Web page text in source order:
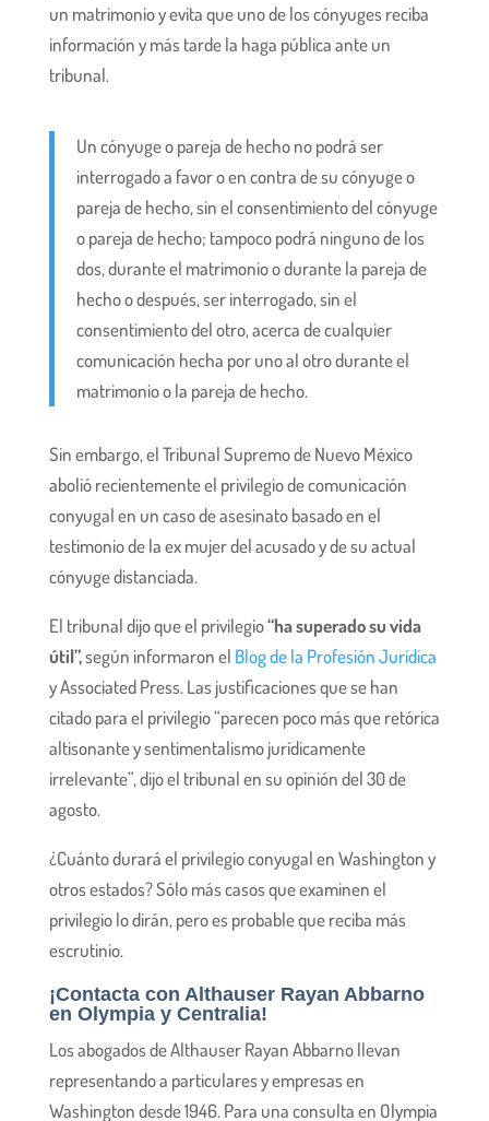
un matrimonio y evita que uno de los cónyuges reciba
información y más tarde la haga pública ante un
tribunal.
Un cónyuge o pareja de hecho no podrá ser
interrogado a favor o en contra de su cónyuge o
pareja de hecho, sin el consentimiento del cónyuge
o pareja de hecho; tampoco podrá ninguno de los
dos, durante el matrimonio o durante la pareja de
hecho o después, ser interrogado, sin el
consentimiento del otro, acerca de cualquier
comunicación hecha por uno al otro durante el
matrimonio o la pareja de hecho.
Sin embargo, el Tribunal Supremo de Nuevo México
abolió recientemente el privilegio de comunicación
conyugal en un caso de asesinato basado en el
testimonio de la ex mujer del acusado y de su actual
cónyuge distanciada.
El tribunal dijo que el privilegio“ha superado su vida
útil”,según informaron el Blog de la Profesión Jurídica
y Associated Press. Las justificaciones que se han
citado para el privilegio “parecen poco más que retórica
altisonante y sentimentalismo jurídicamente
irrelevante”, dijo el tribunal en su opinión del 30 de
agosto.
¿Cuánto durará el privilegio conyugal en Washington y
otros estados? Sólo más casos que examinen el
privilegio lo dirán, pero es probable que reciba más
escrutinio.
¡Contacta con Althauser Rayan Abbarno
en Olympia y Centralia!
Los abogados de Althauser Rayan Abbarno llevan
representando a particulares y empresas en
Washington desde 1946. Para una consulta en Olympia